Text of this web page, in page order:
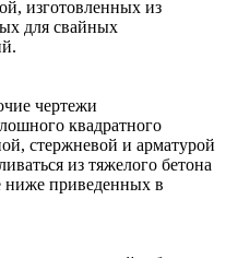
изготовленных из
для свайных
чертежи
квадратного
стержневой и арматурой
из тяжелого бетона
ниже приведенных в